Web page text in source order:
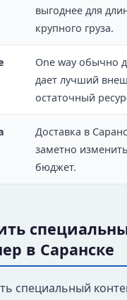
выгоднее для
крупного груза.
One way обычно
дает лучший
остаточный
Доставка в
заметно
бюджет.
в Саранске
специальный